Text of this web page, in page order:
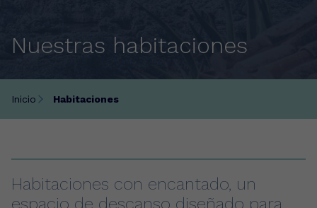
Nuestras habitaciones
Inicio Habitaciones
Habitaciones con encantado, un
espacio de descanso diseñado para